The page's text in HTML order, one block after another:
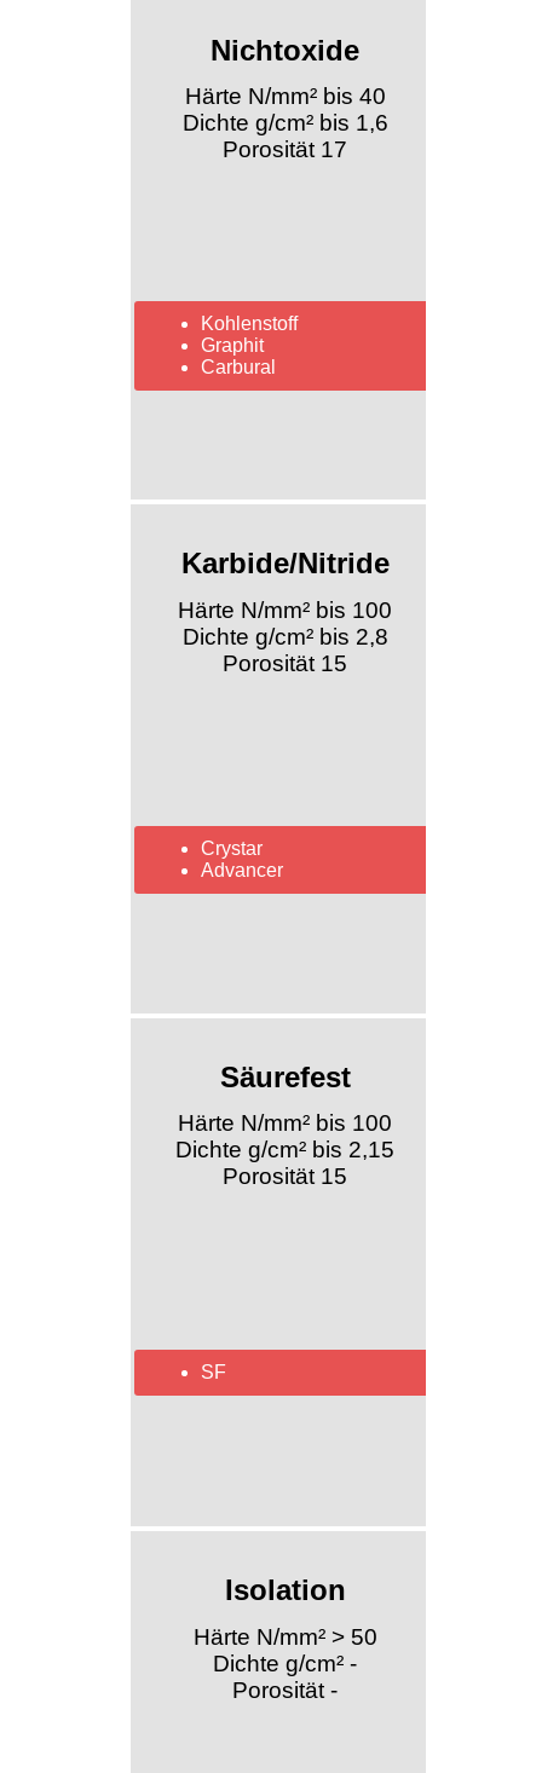
Nichtoxide
Härte N/mm² bis 40
Dichte g/cm² bis 1,6
Porosität 17
Kohlenstoff
Graphit
Carbural
Karbide/Nitride
Härte N/mm² bis 100
Dichte g/cm² bis 2,8
Porosität 15
Crystar
Advancer
Säurefest
Härte N/mm² bis 100
Dichte g/cm² bis 2,15
Porosität 15
SF
Isolation
Härte N/mm² > 50
Dichte g/cm² -
Porosität -